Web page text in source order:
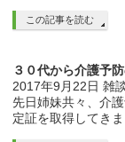
この記事を読む
３０代から介護予
2017年9月22日 雑
先日姉妹共々、介
定証を取得してき